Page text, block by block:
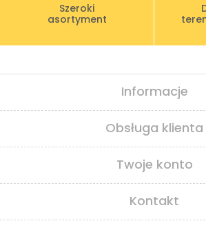
Szeroki
asortyment
Informacje
Obsługa klienta
Twoje konto
Kontakt